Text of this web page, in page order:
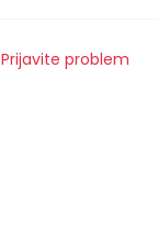
Prijavite problem